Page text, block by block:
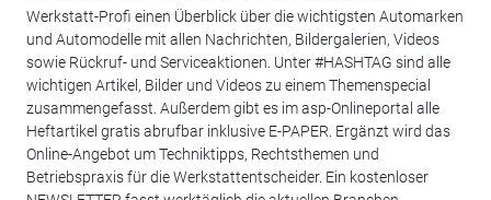
Werkstatt-Profi einen Überblick über die wichtigsten Automarken
und Automodelle mit allen Nachrichten, Bildergalerien, Videos
sowie Rückruf- und Serviceaktionen. Unter #HASHTAG sind alle
wichtigen Artikel, Bilder und Videos zu einem Themenspecial
zusammengefasst. Außerdem gibt es im asp-Onlineportal alle
Heftartikel gratis abrufbar inklusive E-PAPER. Ergänzt wird das
Online-Angebot um Techniktipps, Rechtsthemen und
Betriebspraxis für die Werkstattentscheider. Ein kostenloser